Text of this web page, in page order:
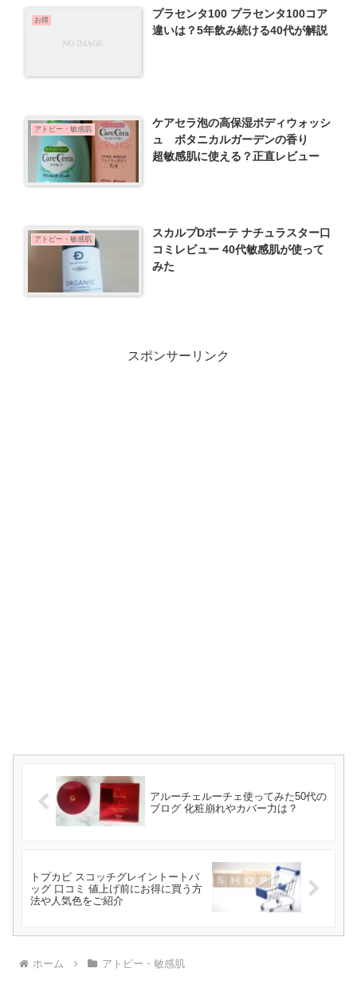
お得
プラセンタ100 プラセンタ100コア
違いは？5年飲み続ける40代が解説
アトピー・敏感肌
ケアセラ泡の高保湿ボディウォッシ
ュ ボタニカルガーデンの香り
超敏感肌に使える？正直レビュー
アトピー・敏感肌
スカルプDボーテ ナチュラスター口
コミレビュー 40代敏感肌が使って
みた
スポンサーリンク
アルーチェルーチェ使ってみた50代の
ブログ 化粧崩れやカバー力は？
トプカピ スコッチグレイントートバ
ッグ 口コミ 値上げ前にお得に買う方
法や人気色をご紹介
ホーム アトピー・敏感肌